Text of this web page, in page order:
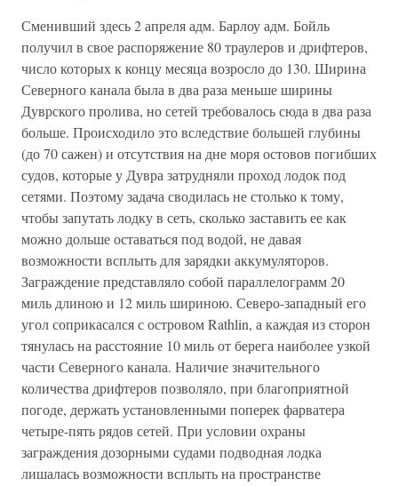
Сменивший здесь 2 апреля адм. Барлоу адм. Бойль
получил в свое распоряжение 80 траулеров и дрифтеров,
число которых к концу месяца возросло до 130. Ширина
Северного канала была в два раза меньше ширины
Дуврского пролива, но сетей требовалось сюда в два раза
больше. Происходило это вследствие большей глубины
(до 70 сажен) и отсутствия на дне моря остовов погибших
судов, которые у Дувра затрудняли проход лодок под
сетями. Поэтому задача сводилась не столько к тому,
чтобы запутать лодку в сеть, сколько заставить ее как
можно дольше оставаться под водой, не давая
возможности всплыть для зарядки аккумуляторов.
Заграждение представляло собой параллелограмм 20
миль длиною и 12 миль шириною. Северо-западный его
угол соприкасался с островом Rathlin, а каждая из сторон
тянулась на расстояние 10 миль от берега наиболее узкой
части Северного канала. Наличие значительного
количества дрифтеров позволяло, при благоприятной
погоде, держать установленными поперек фарватера
четыре-пять рядов сетей. При условии охраны
заграждения дозорными судами подводная лодка
лишалась возможности всплыть на пространстве